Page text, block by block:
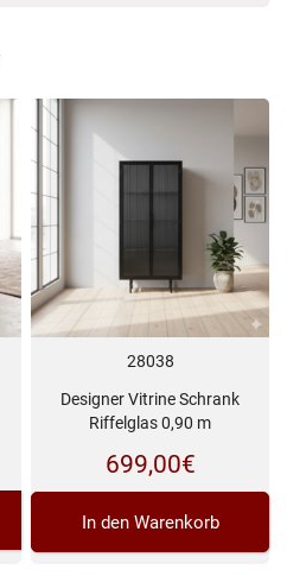
28038
Designer Vitrine Schrank
Riffelglas 0,90 m
699,00€
In den Warenkorb